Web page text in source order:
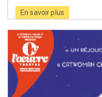
En savoir plus